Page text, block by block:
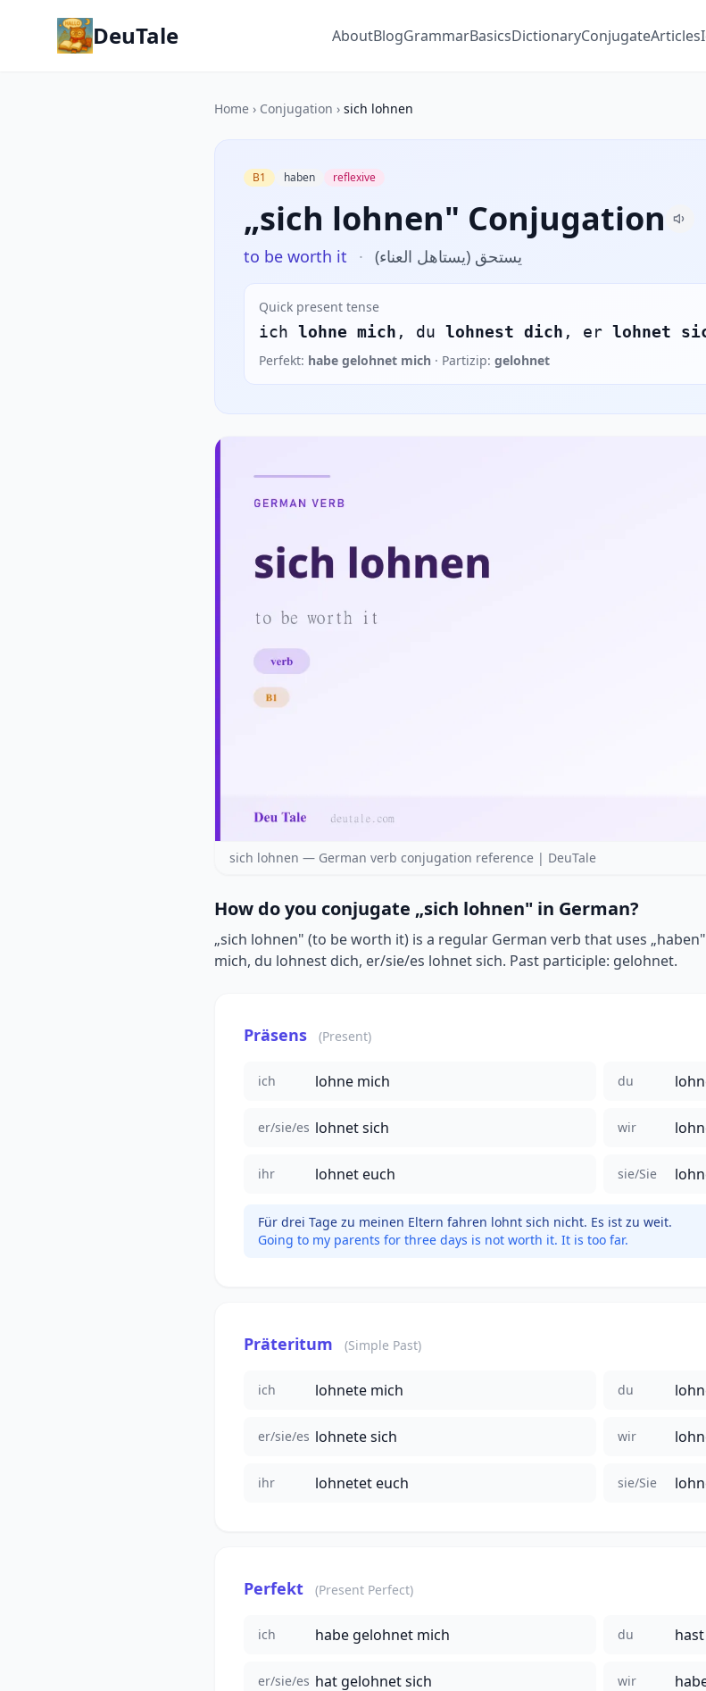
DeuTale AboutBlogGrammarBasicsDictionaryConjugateArticles
Home › Conjugation › sich lohnen
B1 haben reflexive
„sich lohnen" Conjugation
to be worth it · يستحق (يستاهل العناء)
Quick present tense
ich lohne mich , du lohnest dich , er lohnet
Perfekt: habe gelohnet mich · Partizip: gelohnet
sich lohnen — German verb conjugation reference | DeuTale
How do you conjugate „sich lohnen" in German?
„sich lohnen" (to be worth it) is a regular German verb that uses
mich, du lohnest dich, er/sie/es lohnet sich. Past participle: gelohnet.
Präsens (Present)
ich lohne mich du
er/sie/es lohnet sich wir
ihr lohnet euch sie/Sie
Für drei Tage zu meinen Eltern fahren lohnt sich nicht. Es ist zu weit.
Going to my parents for three days is not worth it. It is too far.
Präteritum (Simple Past)
ich lohnete mich du
er/sie/es lohnete sich wir
ihr lohnetet euch sie/Sie
Perfekt (Present Perfect)
ich habe gelohnet mich du
er/sie/es hat gelohnet sich wir